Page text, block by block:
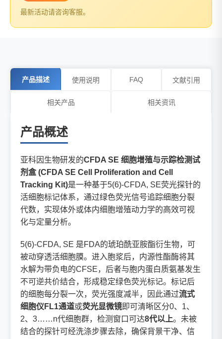
最新活动请咨询客服。
产品描述 使用说明 FAQ 文献引用
相关产品 相关资讯
产品概述
亚科因生物研发的CFDA SE 细胞增殖与示踪检测试
剂盒 (CFDA SE Cell Proliferation and Cell
Tracking Kit)是一种基于5(6)-CFDA, SE荧光探针的
活细胞标记体系，通过绿色荧光信号追踪细胞分裂
代数，实现体外或体内细胞增殖动力学的高效可视
化与定量分析。
5(6)-CFDA, SE 是FDA的琥珀酰亚胺酯衍生物，可
被动穿透活细胞膜。进入胞浆后，内源性酯酶将其
水解为带负电的CFSE，后者与胞内蛋白质氨基发生
不可逆共价结合，形成稳定绿色荧光标记。标记后
的细胞每分裂一次，荧光强度减半，因此通过流式
细胞仪FL1通道或荧光显微镜即可清晰区分0、1、
2、3……n代细胞群，检测窗口可达8代以上。未被
结合的探针可经洗涤步骤去除，确保背景干净、信